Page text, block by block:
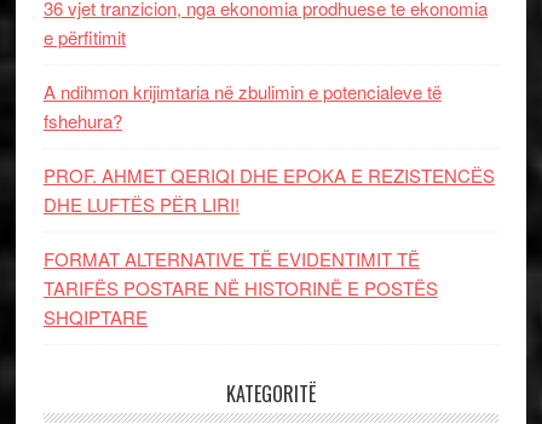
36 vjet tranzicion, nga ekonomia prodhuese te ekonomia
e përfitimit
A ndihmon krijimtaria në zbulimin e potencialeve të
fshehura?
PROF. AHMET QERIQI DHE EPOKA E REZISTENCЁS
DHE LUFTЁS PЁR LIRI!
FORMAT ALTERNATIVE TË EVIDENTIMIT TË
TARIFËS POSTARE NË HISTORINË E POSTËS
SHQIPTARE
KATEGORITË